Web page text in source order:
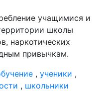
учащимися и
школы
наркотических
привычкам.
, ученики ,
, школьники